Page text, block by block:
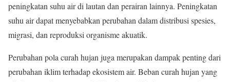
peningkatan suhu air di lautan dan perairan lainnya. Peningkatan
suhu air dapat menyebabkan perubahan dalam distribusi spesies,
migrasi, dan reproduksi organisme akuatik.
Perubahan pola curah hujan juga merupakan dampak penting dari
perubahan iklim terhadap ekosistem air. Beban curah hujan yang